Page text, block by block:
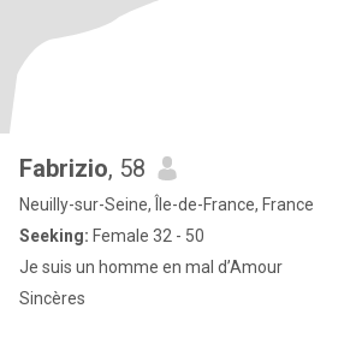
Fabrizio, 58
Neuilly-sur-Seine, Île-de-France, France
Seeking: Female 32 - 50
Je suis un homme en mal d’Amour
Sincères